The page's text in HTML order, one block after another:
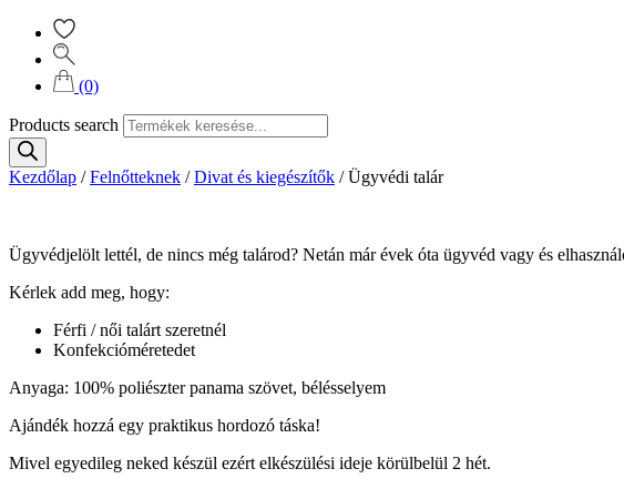
(0)
Products search
Kezdőlap /Felnőtteknek /Divat és kiegészítők /Ügyvédi talár
Ügyvédjelölt lettél, de nincs még talárod? Netán már évek óta ügyvéd vagy és
Kérlek add meg, hogy:
Férfi / női talárt szeretnél
Konfekcióméretedet
Anyaga: 100% poliészter panama szövet, bélésselyem
Ajándék hozzá egy praktikus hordozó táska!
Mivel egyedileg neked készül ezért elkészülési ideje körülbelül 2 hét.